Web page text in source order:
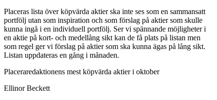
Placeras lista över köpvärda aktier ska inte ses som en sammansatt
portfölj utan som inspiration och som förslag på aktier som skulle
kunna ingå i en individuell portfölj. Ser vi spännande möjligheter i
en aktie på kort- och medellång sikt kan de få plats på listan men
som regel ger vi förslag på aktier som ska kunna ägas på lång sikt.
Listan uppdateras en gång i månaden.
Placeraredaktionens mest köpvärda aktier i oktober
Ellinor Beckett